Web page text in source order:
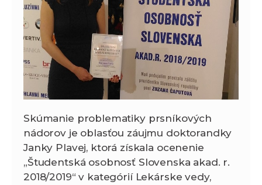
Skúmanie problematiky prsníkových
nádorov je oblasťou záujmu doktorandky
Janky Plavej, ktorá získala ocenenie
„Študentská osobnosť Slovenska akad. r.
2018/2019“ v kategórií Lekárske vedy,